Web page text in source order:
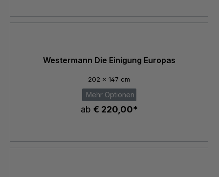
Westermann Die Einigung Europas
202 x 147 cm
Mehr Optionen
ab € 220,00*